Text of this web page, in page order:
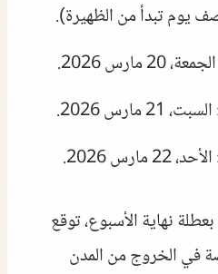
الجمعة، 20 مارس 2026.
السبت، 21 مارس 2026.
الأحد، 22 مارس 2026.
نهاية الأسبوع، توقع
في الخروج من المدن